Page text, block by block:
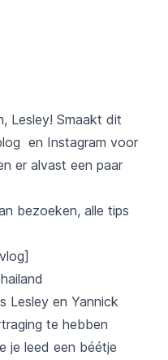
Lesley! Smaakt dit
en Instagram voor
er alvast een paar
bezoeken, alle tips
Lesley en Yannick
te hebben
je leed een béétje